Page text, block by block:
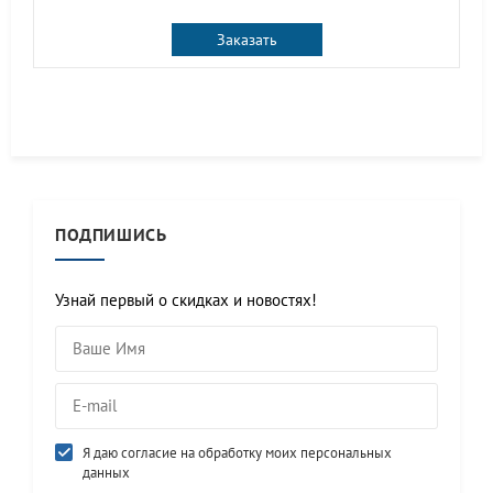
ПОДПИШИСЬ
Узнай первый о скидках и новостях!
Я даю согласие на обработку моих персональных
данных
Заказать